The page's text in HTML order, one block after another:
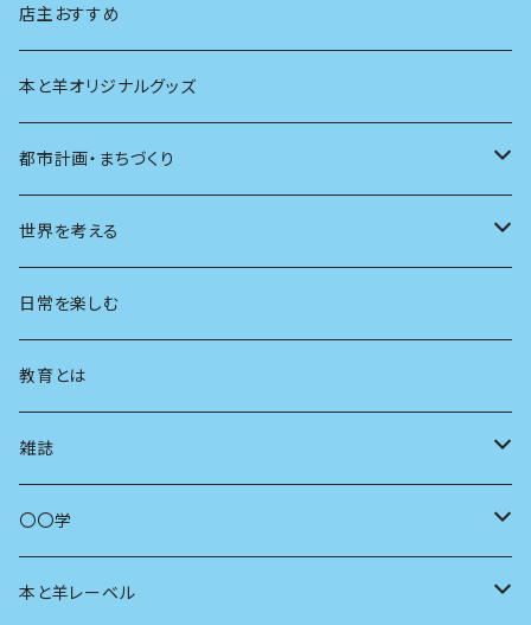
生物
創元社 シリーズ「あいだで考える」
店主おすすめ
本と羊オリジナルグッズ
都市計画・まちづくり
都市
地方
まちづくり
コミュニティ
商いとは
世界を考える
思想
日常を楽しむ
教育とは
雑誌
母の友
ユリイカ
〇〇学
動物
本と羊レーベル